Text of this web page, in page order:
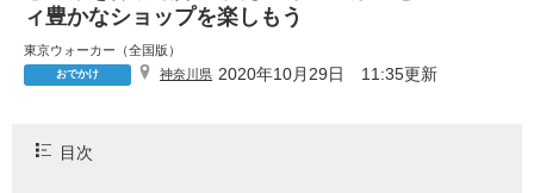
ィ豊かなショップを楽しもう
東京ウォーカー（全国版）
おでかけ 神奈川県 2020年10月29日 11:35更新
目次